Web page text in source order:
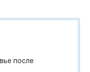
после